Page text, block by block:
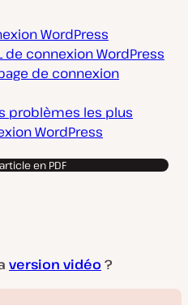
WordPress
de connexion WordPress
de connexion
problèmes les plus
WordPress
en PDF
version vidéo ?